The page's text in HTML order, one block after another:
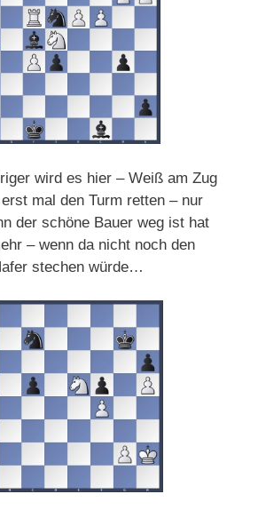
wird es hier – Weiß am Zug
mal den Turm retten – nur
der schöne Bauer weg ist hat
– wenn da nicht noch den
stechen würde…